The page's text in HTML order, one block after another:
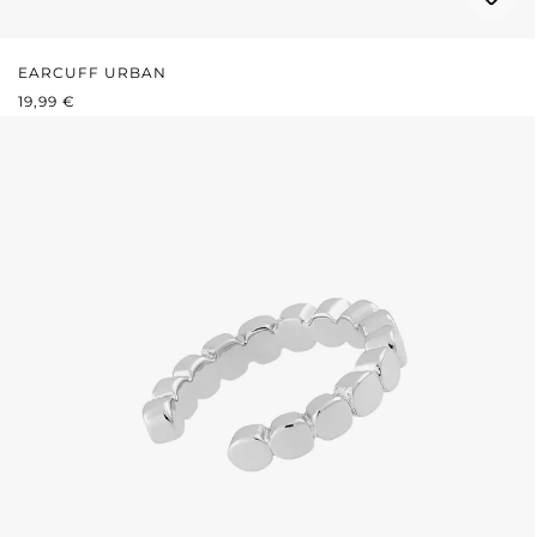
EARCUFF URBAN
REGULÄRER PREIS:
19,99 €